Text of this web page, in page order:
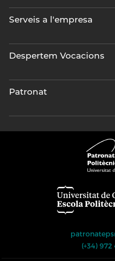
Serveis a l'empresa
Despertem Vocacions
Patronat
(+34) 972